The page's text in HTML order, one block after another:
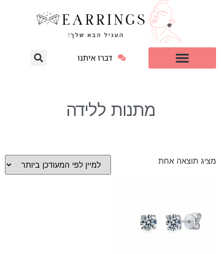
דברו איתנו
מתנות ללידה
מציג תוצאה אחת